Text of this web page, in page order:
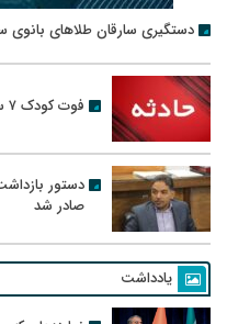
دستگیری سارقان طلاهای بانوی
فوت کودک ۷ ساله رفسنجانی در سانحه رانندگی
دستور
صادر شد
یادداشت